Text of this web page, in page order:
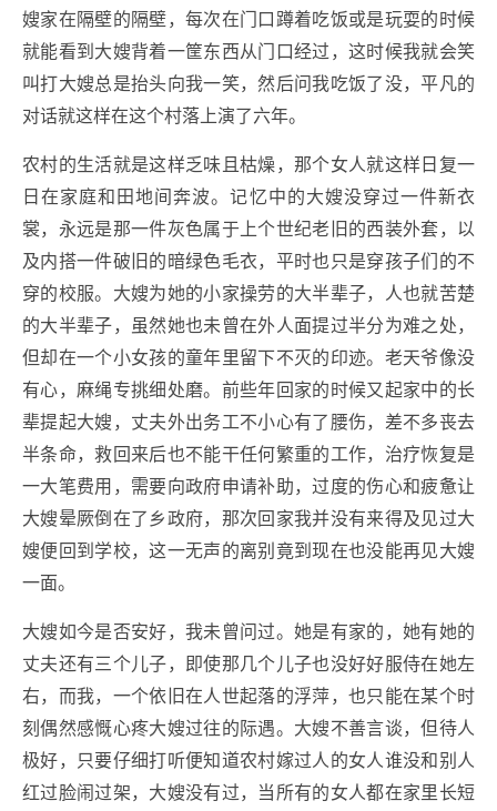
嫂家在隔壁的隔壁，每次在门口蹲着吃饭或是玩耍的时候
就能看到大嫂背着一筐东西从门口经过，这时候我就会笑
叫打大嫂总是抬头向我一笑，然后问我吃饭了没，平凡的
对话就这样在这个村落上演了六年。
农村的生活就是这样乏味且枯燥，那个女人就这样日复一
日在家庭和田地间奔波。记忆中的大嫂没穿过一件新衣
裳，永远是那一件灰色属于上个世纪老旧的西装外套，以
及内搭一件破旧的暗绿色毛衣，平时也只是穿孩子们的不
穿的校服。大嫂为她的小家操劳的大半辈子，人也就苦楚
的大半辈子，虽然她也未曾在外人面提过半分为难之处，
但却在一个小女孩的童年里留下不灭的印迹。老天爷像没
有心，麻绳专挑细处磨。前些年回家的时候又起家中的长
辈提起大嫂，丈夫外出务工不小心有了腰伤，差不多丧去
半条命，救回来后也不能干任何繁重的工作，治疗恢复是
一大笔费用，需要向政府申请补助，过度的伤心和疲惫让
大嫂晕厥倒在了乡政府，那次回家我并没有来得及见过大
嫂便回到学校，这一无声的离别竟到现在也没能再见大嫂
一面。
大嫂如今是否安好，我未曾问过。她是有家的，她有她的
丈夫还有三个儿子，即使那几个儿子也没好好服侍在她左
右，而我，一个依旧在人世起落的浮萍，也只能在某个时
刻偶然感慨心疼大嫂过往的际遇。大嫂不善言谈，但待人
极好，只要仔细打听便知道农村嫁过人的女人谁没和别人
红过脸闹过架，大嫂没有过，当所有的女人都在家里长短